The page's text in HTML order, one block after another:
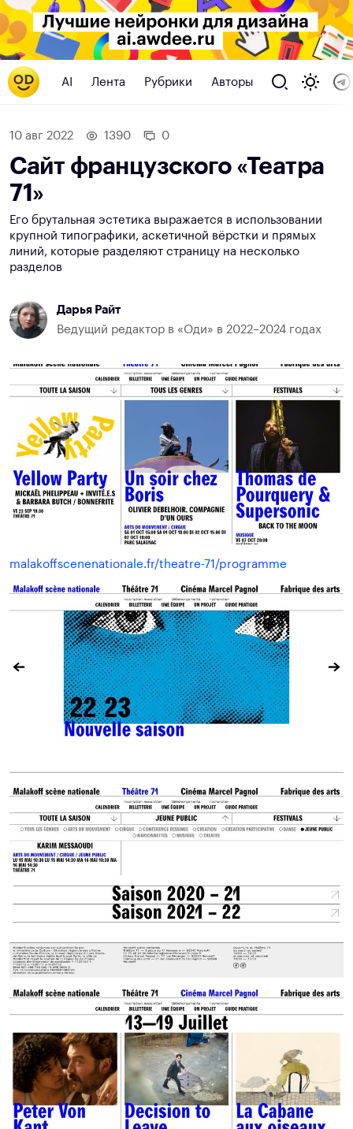
AI Лента Рубрики Авторы
10 авг 2022 1390 0
Сайт французского «Театра
71»
Его брутальная эстетика выражается в использовании
крупной типографики, аскетичной вёрстки и прямых
линий, которые разделяют страницу на несколько
разделов
Дарья Райт
Ведущий редактор в «Оди» в 2022–2024 годах
malakoffscenenationale.fr/theatre-71/programme